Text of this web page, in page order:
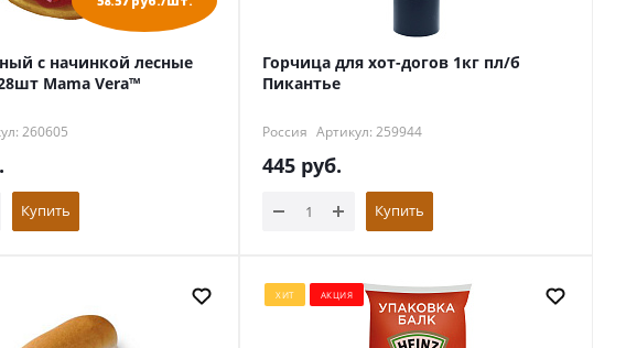
с начинкой лесные
Mama Vera™
260605
Купить
Горчица для хот-догов 1кг пл/б
Пикантье
Россия Артикул: 259944
445 руб.
Купить
ХИТ АКЦИЯ